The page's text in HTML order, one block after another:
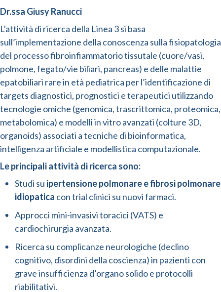
Dr.ssa Giusy Ranucci
L’attività di ricerca della Linea 3 si basa
sull’implementazione della conoscenza sulla fisiopatologia
del processo fibroinfiammatorio tissutale (cuore/vasi,
polmone, fegato/vie biliari, pancreas) e delle malattie
epatobiliari rare in età pediatrica per l’identificazione di
targets diagnostici, prognostici e terapeutici utilizzando
tecnologie omiche (genomica, trascrittomica, proteomica,
metabolomica) e modelli in vitro avanzati (colture 3D,
organoids) associati a tecniche di bioinformatica,
intelligenza artificiale e modellistica computazionale.
Le principali attività di ricerca sono:
Studi su ipertensione polmonare e fibrosi polmonare
idiopatica con trial clinici su nuovi farmaci.
Approcci mini-invasivi toracici (VATS) e
cardiochirurgia avanzata.
Ricerca su complicanze neurologiche (declino
cognitivo, disordini della coscienza) in pazienti con
grave insufficienza d’organo solido e protocolli
riabilitativi.